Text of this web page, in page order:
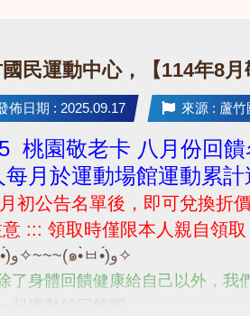
民運動中心，【114年8月
佈日期 : 2025.09.17 來源 : 蘆
桃園敬老卡 八月份回
每月於運動場館運動累
初公告名單後，即可兌換折
::: 領取時僅限本人親自領
(๑•̀ㅂ•́)و✧~~~(๑•̀ㅂ•́)و✧
了身體回饋健康給自己以外，我
起運動領回饋吧